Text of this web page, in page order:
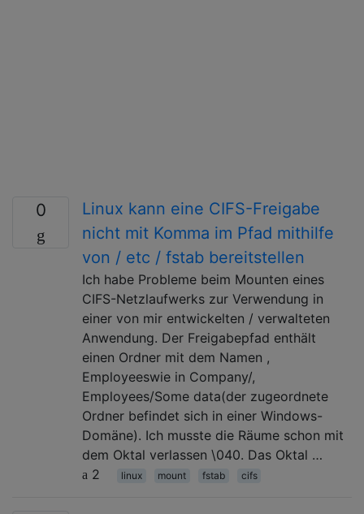
0
Linux kann eine CIFS-Freigabe
nicht mit Komma im Pfad mithilfe
von / etc / fstab bereitstellen
Ich habe Probleme beim Mounten eines
CIFS-Netzlaufwerks zur Verwendung in
einer von mir entwickelten / verwalteten
Anwendung. Der Freigabepfad enthält
einen Ordner mit dem Namen ,
Employeeswie in Company/,
Employees/Some data(der zugeordnete
Ordner befindet sich in einer Windows-
Domäne). Ich musste die Räume schon mit
dem Oktal verlassen \040. Das Oktal …
2
linux mount fstab cifs